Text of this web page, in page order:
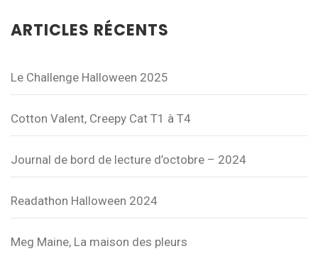
ARTICLES RÉCENTS
Le Challenge Halloween 2025
Cotton Valent, Creepy Cat T1 à T4
Journal de bord de lecture d’octobre – 2024
Readathon Halloween 2024
Meg Maine, La maison des pleurs